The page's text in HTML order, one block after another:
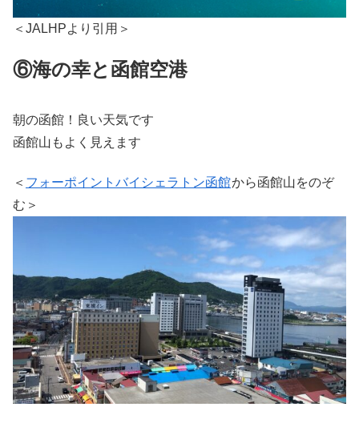
＜JALHPより引用＞
⑥海の幸と函館空港
朝の函館！良い天気です
函館山もよく見えます
＜ フォーポイントバイシェラトン函館から函館山をのぞ
む＞